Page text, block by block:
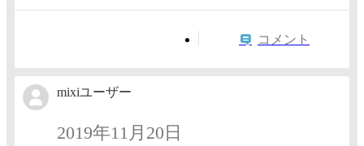
コメント
mixiユーザー
2019年11月20日